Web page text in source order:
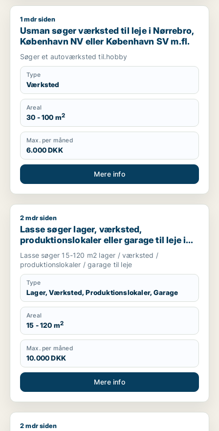
Usman søger værksted til leje i Nørrebro, København NV
1 mdr siden
Usman søger værksted til leje i Nørrebro,
København NV eller København SV m.fl.
Søger et autoværksted til.hobby
Type
Værksted
Areal
30 - 100 m2
Max. per måned
6.000 DKK
Mere info
Lasse søger lager, værksted, produktionslokaler eller
2 mdr siden
Lasse søger lager, værksted,
produktionslokaler eller garage til leje i
Storkøbenhavn
Lasse søger 15-120 m2 lager / værksted /
produktionslokaler / garage til leje
Type
Lager, Værksted, Produktionslokaler, Garage
Areal
15 - 120 m2
Max. per måned
10.000 DKK
Mere info
Bo søger lager, værksted, produktionslokaler eller garage
2 mdr siden